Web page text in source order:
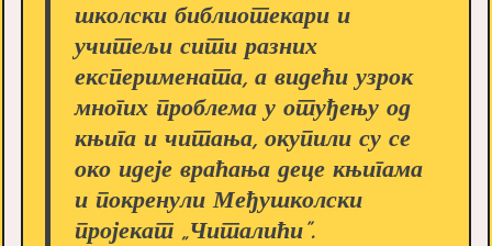
школски библиотекари и
учитељи сити разних
експеримената, а видећи узрок
многих проблема у отуђењу од
књига и читања, окупили су се
око идеје враћања деце књигама
и покренули Међушколски
пројекат „Читалићи”.